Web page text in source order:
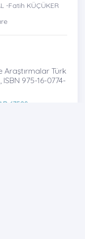
-Fatih KÜÇÜKER
Araştırmalar Türk
975-16-0774-